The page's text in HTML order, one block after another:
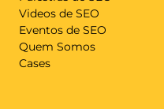
Videos de SEO
Eventos de SEO
Quem Somos
Cases